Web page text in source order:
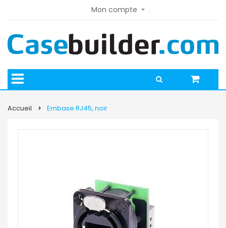
Mon compte
Accueil Embase RJ45, noir